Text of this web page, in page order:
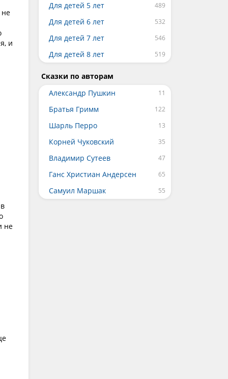
не
и
не
Для детей 5 лет
Для детей 6 лет
Для детей 7 лет
Для детей 8 лет
Сказки по авторам
Александр Пушкин
Братья Гримм
Шарль Перро
Корней Чуковский
Владимир Сутеев
Ганс Христиан Андерсен
Самуил Маршак